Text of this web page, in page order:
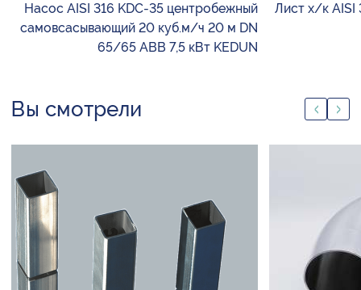
Насос AISI 316 KDC-35 центробежный
самовсасывающий 20 куб.м/ч 20 м DN
65/65 ABB 7,5 кВт KEDUN
Лист х/к AISI
Вы смотрели